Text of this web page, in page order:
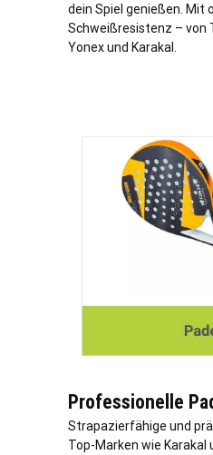
dein Spiel genießen. Mit
Schweißresistenz – von
Yonex und Karakal.
Professionelle
Strapazierfähige und
Top-Marken wie Karakal